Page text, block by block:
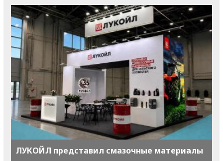
ЛУКОЙЛ представил смазочные материалы